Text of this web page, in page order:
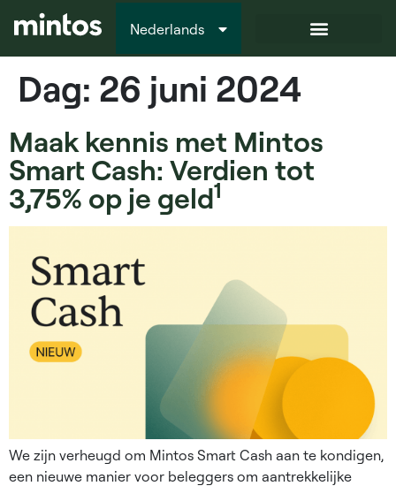
Nederlands
Italiano
Dag: 26 juni 2024
Maak kennis met Mintos
Smart Cash: Verdien tot
3,75% op je geld1
We zijn verheugd om Mintos Smart Cash aan te kondigen,
een nieuwe manier voor beleggers om aantrekkelijke